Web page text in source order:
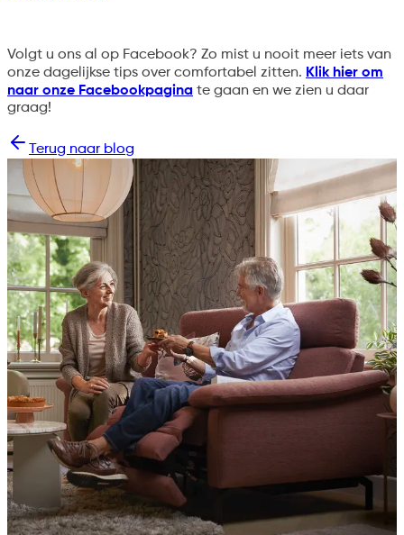
Volgt u ons al op Facebook? Zo mist u nooit meer iets van
onze dagelijkse tips over comfortabel zitten. Klik hier om
naar onze Facebookpagina te gaan en we zien u daar
graag!
Terug naar blog